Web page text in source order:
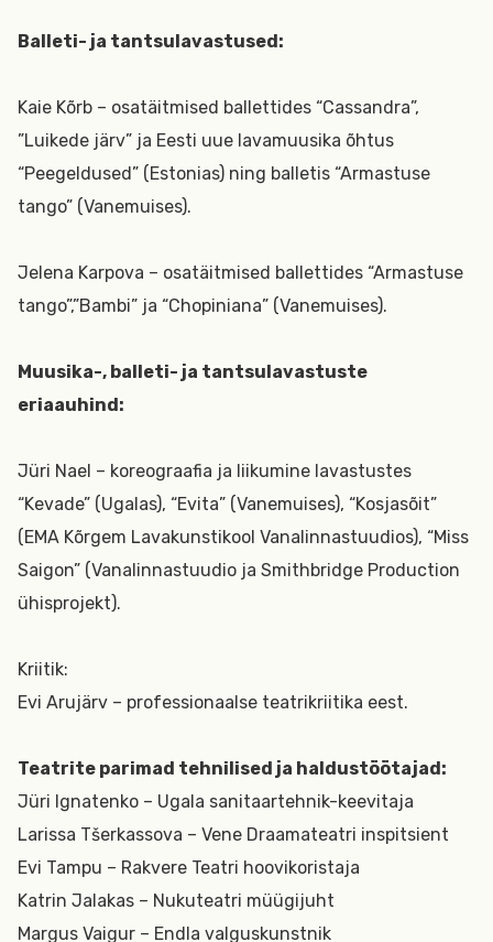
Balleti- ja tantsulavastused:
Kaie Kõrb – osatäitmised ballettides “Cassandra”,
”Luikede järv” ja Eesti uue lavamuusika õhtus
“Peegeldused” (Estonias) ning balletis “Armastuse
tango” (Vanemuises).
Jelena Karpova – osatäitmised ballettides “Armastuse
tango”,”Bambi” ja “Chopiniana” (Vanemuises).
Muusika-, balleti- ja tantsulavastuste
eriaauhind:
Jüri Nael – koreograafia ja liikumine lavastustes
“Kevade” (Ugalas), “Evita” (Vanemuises), “Kosjasõit”
(EMA Kõrgem Lavakunstikool Vanalinnastuudios), “Miss
Saigon” (Vanalinnastuudio ja Smithbridge Production
ühisprojekt).
Kriitik:
Evi Arujärv – professionaalse teatrikriitika eest.
Teatrite parimad tehnilised ja haldustöötajad:
Jüri Ignatenko – Ugala sanitaartehnik-keevitaja
Larissa Tšerkassova – Vene Draamateatri inspitsient
Evi Tampu – Rakvere Teatri hoovikoristaja
Katrin Jalakas – Nukuteatri müügijuht
Margus Vaigur – Endla valguskunstnik